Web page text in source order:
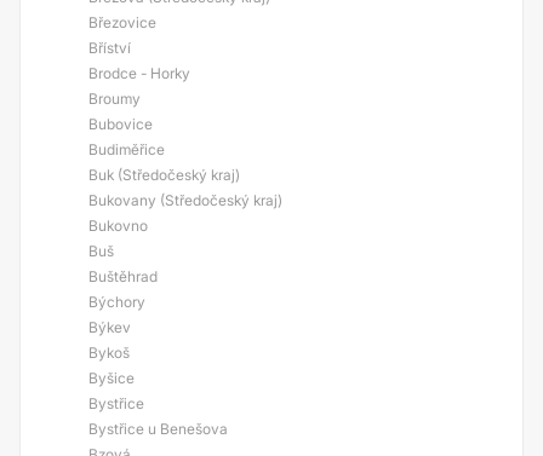
Březovice
Bříství
Brodce - Horky
Broumy
Bubovice
Budiměřice
Buk (Středočeský kraj)
Bukovany (Středočeský kraj)
Bukovno
Buš
Buštěhrad
Býchory
Býkev
Bykoš
Byšice
Bystřice
Bystřice u Benešova